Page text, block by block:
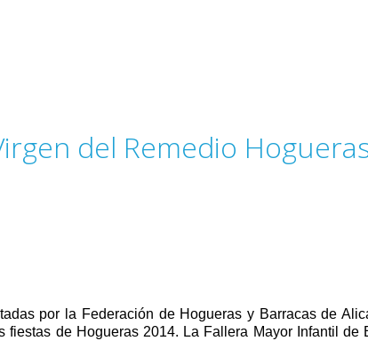
del Remedio
por la Federación de Hogueras y Barracas de
de Hogueras 2014. La Fallera Mayor Infantil de